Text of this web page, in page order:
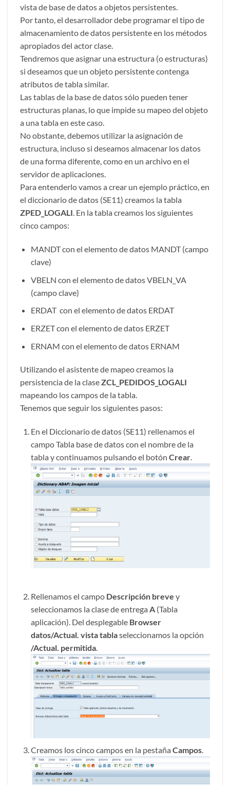
vista de base de datos a objetos persistentes.
Por tanto, el desarrollador debe programar el tipo de
almacenamiento de datos persistente en los métodos
apropiados del actor clase.
Tendremos que asignar una estructura (o estructuras)
si deseamos que un objeto persistente contenga
atributos de tabla similar.
Las tablas de la base de datos sólo pueden tener
estructuras planas, lo que impide su mapeo del objeto
a una tabla en este caso.
No obstante, debemos utilizar la asignación de
estructura, incluso si deseamos almacenar los datos
de una forma diferente, como en un archivo en el
servidor de aplicaciones.
Para entenderlo vamos a crear un ejemplo práctico, en
el diccionario de datos (SE11) creamos la tabla
ZPED_LOGALI. En la tabla creamos los siguientes
cinco campos:
MANDT con el elemento de datos MANDT (campo
clave)
VBELN con el elemento de datos VBELN_VA
(campo clave)
ERDAT con el elemento de datos ERDAT
ERZET con el elemento de datos ERZET
ERNAM con el elemento de datos ERNAM
Utilizando el asistente de mapeo creamos la
persistencia de la claseZCL_PEDIDOS_LOGALI
mapeando los campos de la tabla.
Tenemos que seguir los siguientes pasos:
En el Diccionario de datos (SE11) rellenamos el
campo Tabla base de datos con el nombre de la
tabla y continuamos pulsando el botón Crear.
Rellenamos el campo Descripción breve y
seleccionamos la clase de entrega A(Tabla
aplicación). Del desplegable Browser
datos/Actual. vista tablaseleccionamos la opción
/Actual. permitida.
Creamos los cinco campos en la pestaña Campos.